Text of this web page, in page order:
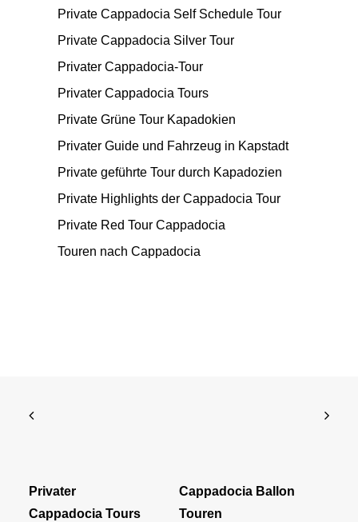
Private Cappadocia Self Schedule Tour
Private Cappadocia Silver Tour
Privater Cappadocia-Tour
Privater Cappadocia Tours
Private Grüne Tour Kapadokien
Privater Guide und Fahrzeug in Kapstadt
Private geführte Tour durch Kapadozien
Private Highlights der Cappadocia Tour
Private Red Tour Cappadocia
Touren nach Cappadocia
Privater
Cappadocia Tours
Cappadocia Ballon
Touren